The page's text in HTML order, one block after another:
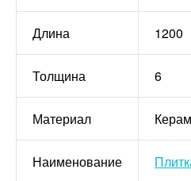
Длина 1200
Толщина 6
Материал
Наименование